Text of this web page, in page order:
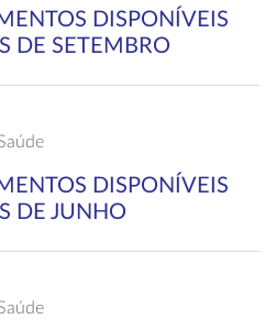
DISPONÍVEIS
DE SETEMBRO
DISPONÍVEIS
DE JUNHO